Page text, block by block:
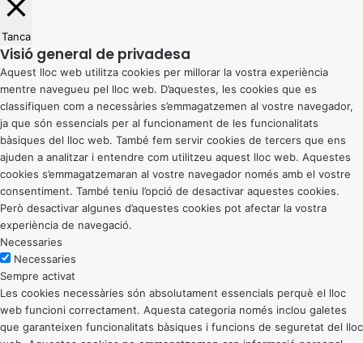
Tanca
Visió general de privadesa
Aquest lloc web utilitza cookies per millorar la vostra experiència
mentre navegueu pel lloc web. D’aquestes, les cookies que es
classifiquen com a necessàries s’emmagatzemen al vostre navegador,
ja que són essencials per al funcionament de les funcionalitats
bàsiques del lloc web. També fem servir cookies de tercers que ens
ajuden a analitzar i entendre com utilitzeu aquest lloc web. Aquestes
cookies s’emmagatzemaran al vostre navegador només amb el vostre
consentiment. També teniu l’opció de desactivar aquestes cookies.
Però desactivar algunes d’aquestes cookies pot afectar la vostra
experiència de navegació.
Necessaries
Necessaries
Sempre activat
Les cookies necessàries són absolutament essencials perquè el lloc
web funcioni correctament. Aquesta categoria només inclou galetes
que garanteixen funcionalitats bàsiques i funcions de seguretat del lloc